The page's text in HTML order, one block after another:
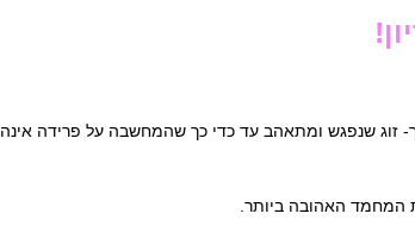
זוג שנפגש ומתאהב עד כדי כך שהמחשבה על פרידה אינה
המחמד האהובה ביותר.